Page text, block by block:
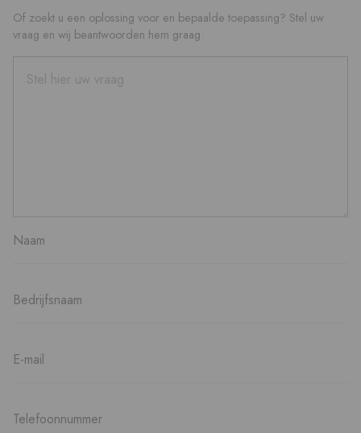
Of zoekt u een oplossing voor en bepaalde toepassing? Stel uw
vraag en wij beantwoorden hem graag.